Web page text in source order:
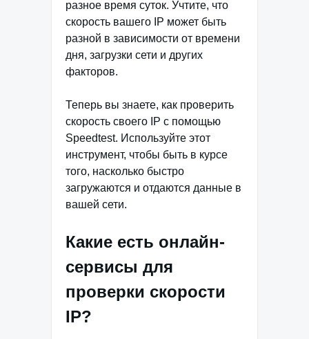
разное время суток. Учтите, что
скорость вашего IP может быть
разной в зависимости от времени
дня, загрузки сети и других
факторов.
Теперь вы знаете, как проверить
скорость своего IP с помощью
Speedtest. Используйте этот
инструмент, чтобы быть в курсе
того, насколько быстро
загружаются и отдаются данные в
вашей сети.
Какие есть онлайн-
сервисы для
проверки скорости
IP?